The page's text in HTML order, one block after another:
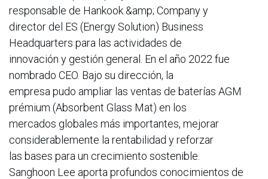
responsable de Hankook &amp; Company y
director del ES (Energy Solution) Business
Headquarters para las actividades de
innovación y gestión general. En el año 2022 fue
nombrado CEO. Bajo su dirección, la
empresa pudo ampliar las ventas de baterías AGM
prémium (Absorbent Glass Mat) en los
mercados globales más importantes, mejorar
considerablemente la rentabilidad y reforzar
las bases para un crecimiento sostenible.
Sanghoon Lee aporta profundos conocimientos de